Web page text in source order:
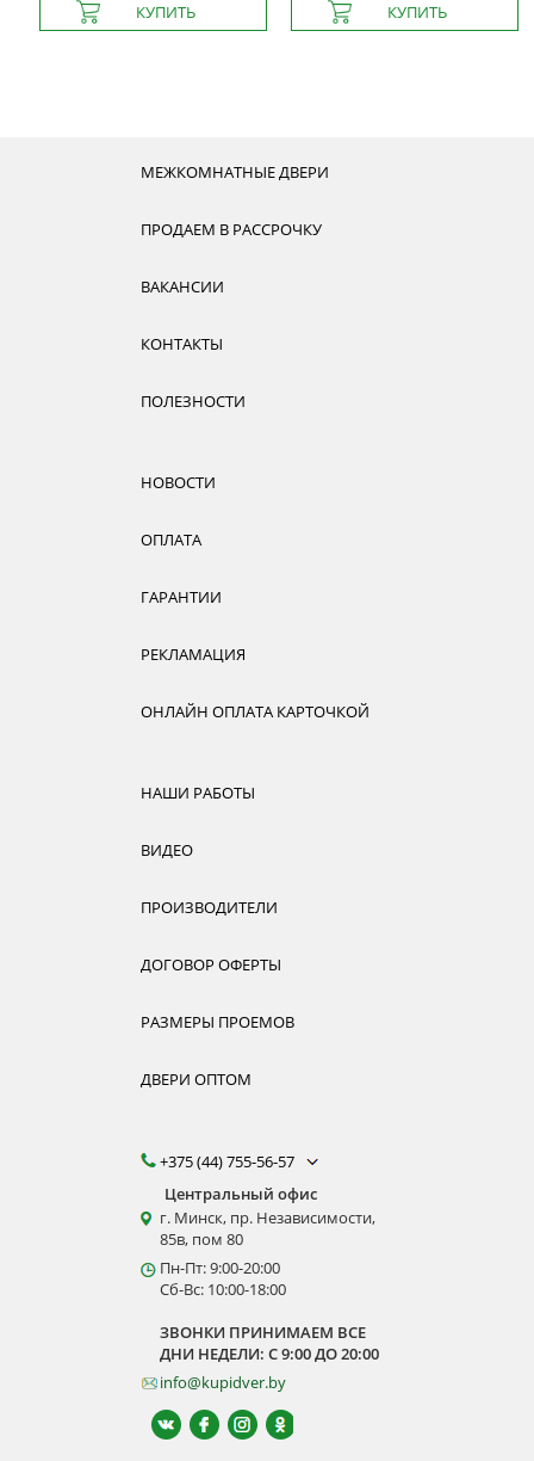
МЕЖКОМНАТНЫЕ ДВЕРИ
ПРОДАЕМ В РАССРОЧКУ
ВАКАНСИИ
КОНТАКТЫ
ПОЛЕЗНОСТИ
НОВОСТИ
ОПЛАТА
ГАРАНТИИ
РЕКЛАМАЦИЯ
ОНЛАЙН ОПЛАТА КАРТОЧКОЙ
НАШИ РАБОТЫ
ВИДЕО
ПРОИЗВОДИТЕЛИ
ДОГОВОР ОФЕРТЫ
РАЗМЕРЫ ПРОЕМОВ
ДВЕРИ ОПТОМ
+375 (44) 755-56-57
Центральный офис
г. Минск, пр. Независимости,
85в, пом 80
Пн-Пт: 9:00-20:00
Сб-Вс: 10:00-18:00
ЗВОНКИ ПРИНИМАЕМ ВСЕ
ДНИ НЕДЕЛИ: С 9:00 ДО 20:00
info@kupidver.by